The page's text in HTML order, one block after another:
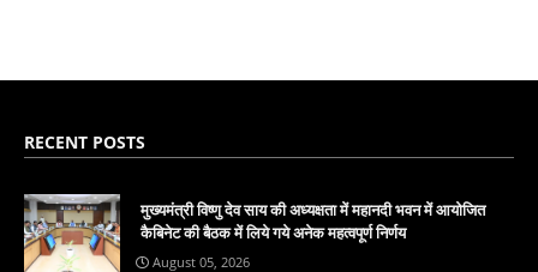
RECENT POSTS
मुख्यमंत्री विष्णु देव साय की अध्यक्षता में महानदी भवन में आयोजित
कैबिनेट की बैठक में लिये गये अनेक महत्वपूर्ण निर्णय
August 05, 2026